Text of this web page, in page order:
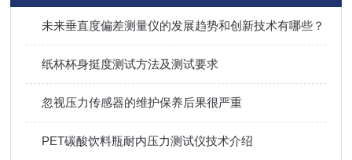
未来垂直度偏差测量仪的发展趋势和创新技术有哪些？
纸杯杯身挺度测试方法及测试要求
忽视压力传感器的维护保养后果很严重
PET碳酸饮料瓶耐内压力测试仪技术介绍